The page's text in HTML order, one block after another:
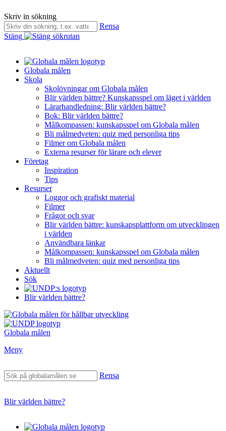
Skriv in sökning
Rensa
Stäng
Globala målen
Skola
Skolövningar om Globala målen
Blir världen bättre? Kunskapsspel om läget i världen
Lärarhandledning: Blir världen bättre?
Bok: Blir världen bättre?
Målkompassen: kunskapsspel om Globala målen
Bli målmedveten: quiz med personliga tips
Filmer om Globala målen
Externa resurser för lärare och elever
Företag
Inspiration
Tips
Resurser
Loggor och grafiskt material
Filmer
Frågor och svar
Blir världen bättre: kunskapsplattform om utvecklingen
i världen
Användbara länkar
Målkompassen: kunskapsspel om Globala målen
Bli målmedveten: quiz med personliga tips
Aktuellt
Sök
Blir världen bättre?
Globala målen
Meny
Rensa
Blir världen bättre?